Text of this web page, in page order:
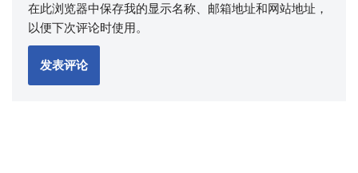
在此浏览器中保存我的显示名称、邮箱地址和网站地址，
以便下次评论时使用。